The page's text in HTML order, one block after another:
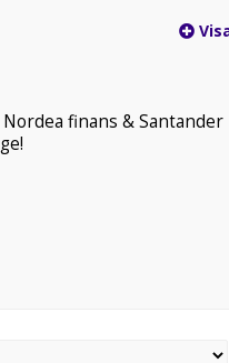
finans & Santander